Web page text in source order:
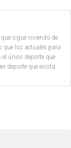
sigue viviendo de
que los actuales para
único deporte que
deporte que exista.